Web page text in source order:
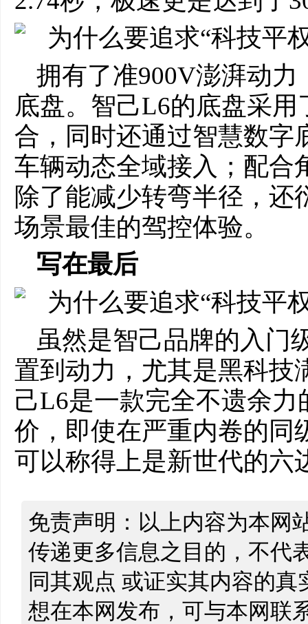
拥有了准900V澎湃动
底盘。智己L6的底盘采用
合，同时还通过智慧数字
车辆动态全域接入；配合
除了能减少转弯半径，还
场景最佳的驾控体验。
写在最后
虽然是智己品牌的入门
置到动力，尤其是黑科技
己L6是一款完全不遗余
价，即使在严重内卷的同
可以称得上是新世代的六
免责声明：以上内容为本网
传递更多信息之目的，不代
同其观点 或证实其内容的
想在本网发布，可与本网联